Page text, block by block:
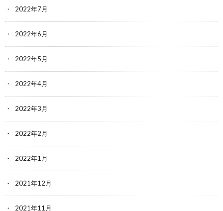
2022年7月
2022年6月
2022年5月
2022年4月
2022年3月
2022年2月
2022年1月
2021年12月
2021年11月